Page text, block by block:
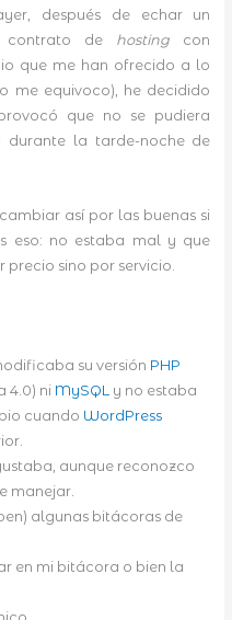
después de echar un
contrato de hosting con
que me han ofrecido a lo
me equivoco), he decidido
que no se pudiera
la tarde-noche de
así por las buenas si
eso: no estaba mal y que
precio sino por servicio.
su versión PHP
4.0) ni MySQLy no estaba
cuando WordPress
aunque reconozco
manejar.
algunas bitácoras de
en mi bitácora o bien la